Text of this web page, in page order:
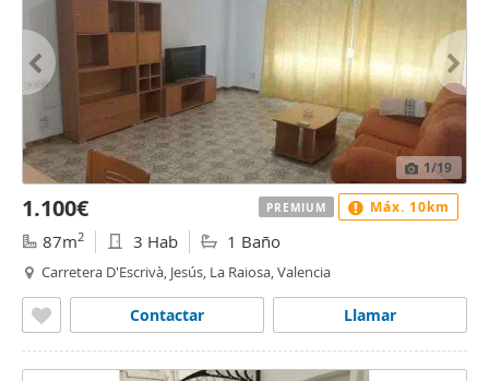
1/19
1.100€
87m2 3 Hab 1 Baño
Carretera D'Escrivà, Jesús, La Raiosa, Valencia
Llamar
Contactar
PREMIUM Máx. 10km